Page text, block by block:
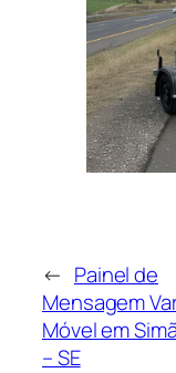
← Painel de
Mensagem
Móvel em
– SE